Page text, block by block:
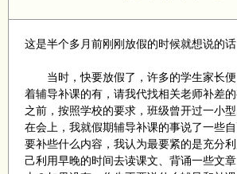
这是半个多月前刚刚放假的时候就想说的
当时，快要放假了，许多的学生家长便
着辅导补课的有，请我代找相关老师补差
之前，按照学校的要求，班级曾开过一小
在会上，我就假期辅导补课的事说了一些
要补些什么内容，我认为最要紧的是充分
己利用早晚的时间去读课文、背诵一些文